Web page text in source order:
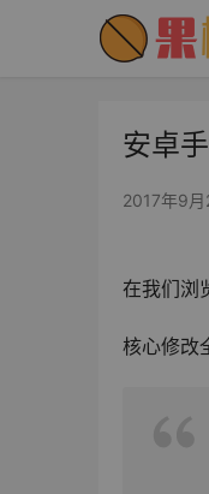
安卓
2017年9
在我们浏
核心修改